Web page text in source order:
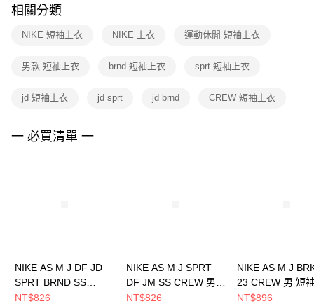
※ 交易是否成功請以「AFTEE先享後付 」之結帳頁面顯示為準，若有關於
是否繳費成功／繳費後需取消欲退款等相關疑問，請聯繫「AFTEE先享後付
客戶支援中心」https://netprotections.freshdesk.com/support/home
１．透過由恩沛科技股份有限公司提供之「AFTEE先享後付」服務完成之交
權轉讓予恩沛科技股份有限公司。
３．未成年的使用者請事先徵得法定代理人或監護人之同意方可使用
「AFTEE先享後付」，若未經同意申辦者引起之損失，本公司不負相關責
相關分類
NIKE 短袖上衣 NIKE 上衣 運動休閒 短袖上衣
男款 短袖上衣 brnd 短袖上衣 sprt 短袖上衣
jd 短袖上衣 jd sprt jd brnd CREW 短袖上衣
一 必買清單 一
NIKE AS M J DF JD
SPRT BRND SS
CREW 男 短袖上衣
NT$826
NIKE AS M J SPRT
DF JM SS CREW 男
短袖上衣 HJ2863102
NT$826
NIKE AS M J
23 CREW 男 短
HQ8945238
NT$896